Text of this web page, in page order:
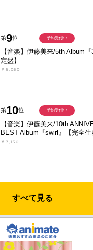
第9位
【音楽】伊藤美来/5th Album
定盤】
￥6,050
予約受付中
第10位
【音楽】伊藤美来/10th
BEST Album『swirl』【完全生
￥7,150
予約受付中
すべて見る